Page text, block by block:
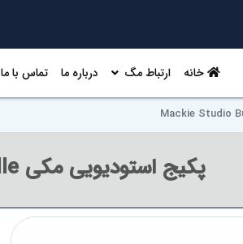
خانه ارتباط مگ درباره ما تماس با ما
پکیج استودیویی مکی Mackie Studio Bundle